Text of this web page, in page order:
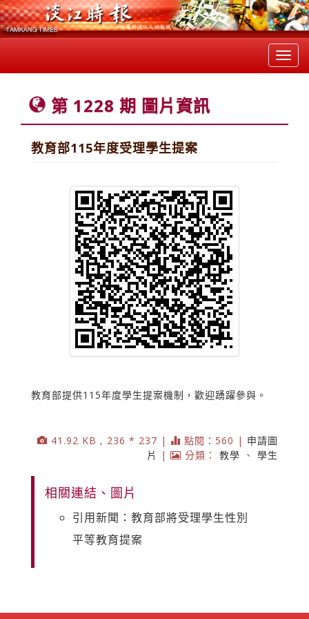
第 1228 期 圖片資訊
教育部115年度受理學生提案
教育部提供115年度學生提案機制，歡迎踴躍參與。
41.92 KB , 236 * 237 | 點閱：560 | 申請圖
片
| 分類： 教學 、 學生
相關連結、圖片
引用新聞：教育部將受理學生性別
平等教育提案